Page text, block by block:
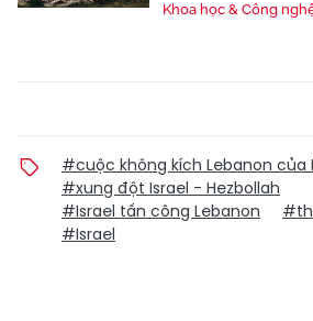
Khoa học & Công
#cuộc không kích Lebanon của
#xung đột Israel - Hezbollah
#Israel tấn công Lebanon
#Israel